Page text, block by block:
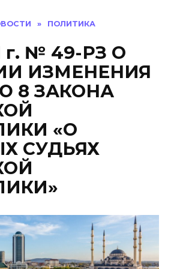
» ПОЛИТИКА
г. № 49-РЗ О
ИЗМЕНЕНИЯ
8 ЗАКОНА
«О
СУДЬЯХ